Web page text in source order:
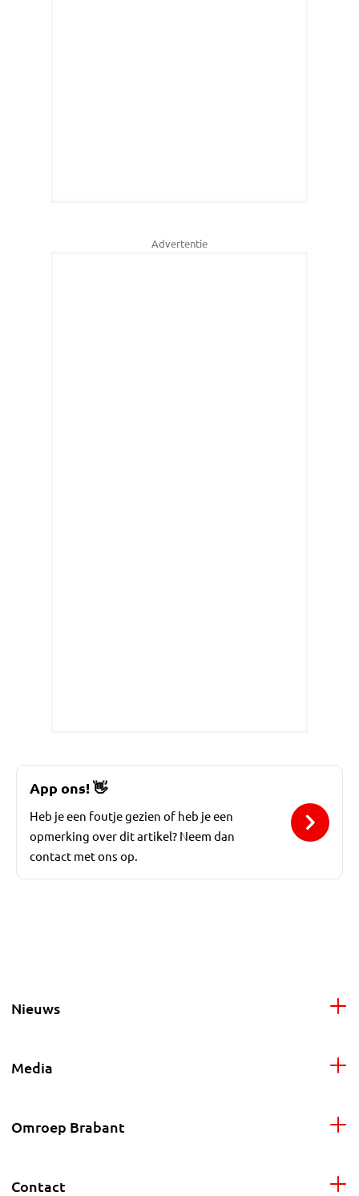
Advertentie
App ons!👋
Heb je een foutje gezien of heb je een
opmerking over dit artikel? Neem dan
contact met ons op.
Nieuws
Media
Omroep Brabant
Contact